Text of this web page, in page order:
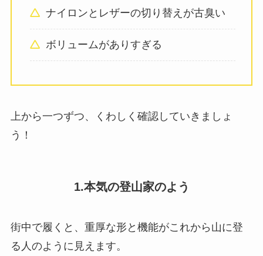
ナイロンとレザーの切り替えが古臭い
ボリュームがありすぎる
上から一つずつ、くわしく確認していきましょ
う！
1.本気の登山家のよう
街中で履くと、重厚な形と機能がこれから山に登
る人のように見えます。